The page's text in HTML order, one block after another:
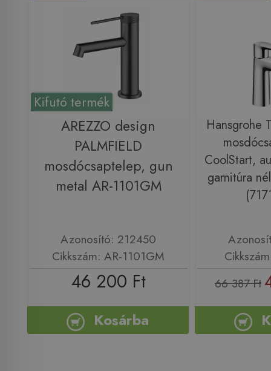
Kifutó termék
AREZZO design
PALMFIELD
mosdócsaptelep, gun
metal AR-1101GM
Azonosító: 212450
Cikkszám: AR-1101GM
46 200 Ft
Kosárba
Hansgrohe
CoolStart,
garnitúra
66 387 Ft